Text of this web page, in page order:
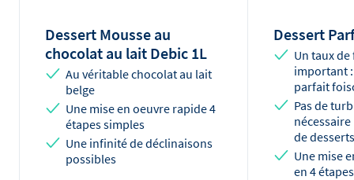
Dessert Mousse au
chocolat au lait Debic 1L
Au véritable chocolat au lait
belge
Une mise en oeuvre rapide 4
étapes simples
Une infinité de déclinaisons
possibles
Dessert
Un taux
important :
parfait
Pas de
de
Une mise
en 4